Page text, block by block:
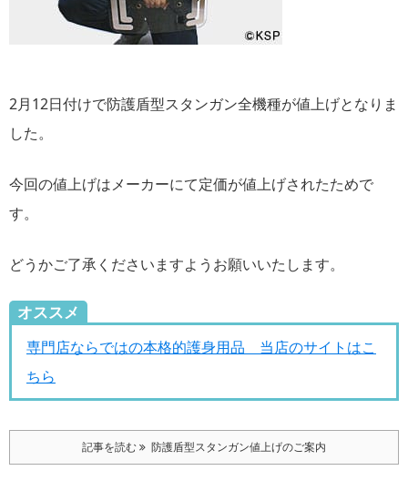
2月12日付けで防護盾型スタンガン全機種が値上げとなりま
した。
今回の値上げはメーカーにて定価が値上げされたためで
す。
どうかご了承くださいますようお願いいたします。
オススメ
専門店ならではの本格的護身用品 当店のサイトはこ
ちら
記事を読む 防護盾型スタンガン値上げのご案内